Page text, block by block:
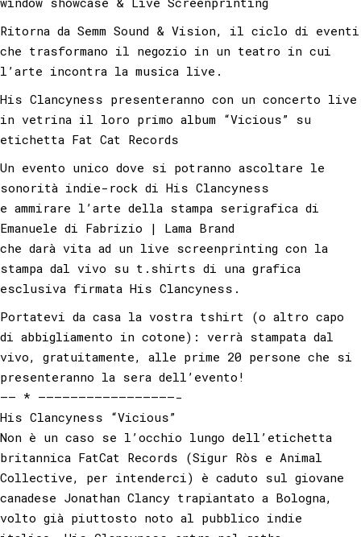
Ritorna da Semm Sound & Vision, il ciclo di eventi
che trasformano il negozio in un teatro in cui
l’arte incontra la musica live.
His Clancyness presenteranno con un concerto live
in vetrina il loro primo album “Vicious” su
etichetta Fat Cat Records
Un evento unico dove si potranno ascoltare le
sonorità indie-rock di His Clancyness
e ammirare l’arte della stampa serigrafica di
Emanuele di Fabrizio | Lama Brand
che darà vita ad un live screenprinting con la
stampa dal vivo su t.shirts di una grafica
esclusiva firmata His Clancyness.
Portatevi da casa la vostra tshirt (o altro capo
di abbigliamento in cotone): verrà stampata dal
vivo, gratuitamente, alle prime 20 persone che si
presenteranno la sera dell’evento!
—— * —————————————————-
His Clancyness “Vicious”
Non è un caso se l’occhio lungo dell’etichetta
britannica FatCat Records (Sigur Ròs e Animal
Collective, per intenderci) è caduto sul giovane
canadese Jonathan Clancy trapiantato a Bologna,
volto già piuttosto noto al pubblico indie